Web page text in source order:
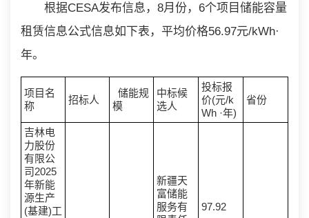
根据CESA发布信息，8月份，6个项目储能容量
租赁信息公式信息如下表，平均价格56.97元/kWh·
年。
项目名
称
招标人
储能规
模
中标候
选人
投标报
价(元/k
Wh ·年)
省份
吉林电
力股份
有限公
司2025
年新能
源生产
(基建)工
新疆天
富储能
服务有
97.92